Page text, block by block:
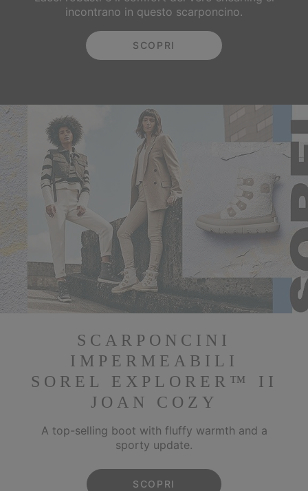
incontrano in questo scarponcino.
SCOPRI
SCARPONCINI
IMPERMEABILI
SOREL EXPLORER™ II
JOAN COZY
A top-selling boot with fluffy warmth and a
sporty update.
SCOPRI